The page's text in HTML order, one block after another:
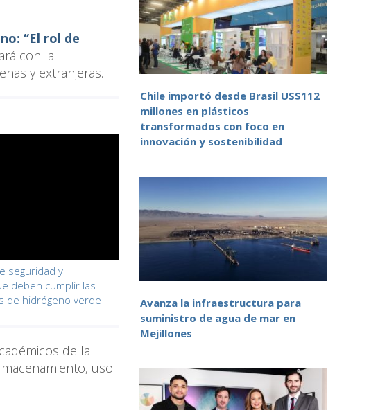
“El rol de
con la
y extranjeras.
seguridad y
deben cumplir las
de hidrógeno verde
de la
uso
Chile importó desde Brasil US$112
millones en plásticos
transformados con foco en
innovación y sostenibilidad
Avanza la infraestructura para
suministro de agua de mar en
Mejillones